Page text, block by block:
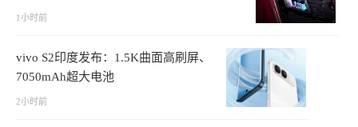
1小时前
vivo S2印度发布：1.5K曲面高刷屏、
7050mAh超大电池
2小时前